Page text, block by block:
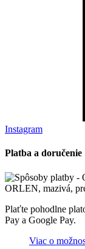
Instagram
Platba a doručenie
Plaťte pohodlne
Pay a Google Pay.
Viac o